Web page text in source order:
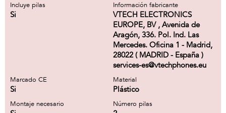
Incluye pilas
Si
Información fabricante
VTECH ELECTRONICS
EUROPE, BV , Avenida de
Aragón, 336. Pol. Ind. Las
Mercedes. Oficina 1 - Madrid,
28022 ( MADRID - España )
services-es@vtechphones.eu
Marcado CE
Si
Material
Plástico
Montaje necesario Número pilas